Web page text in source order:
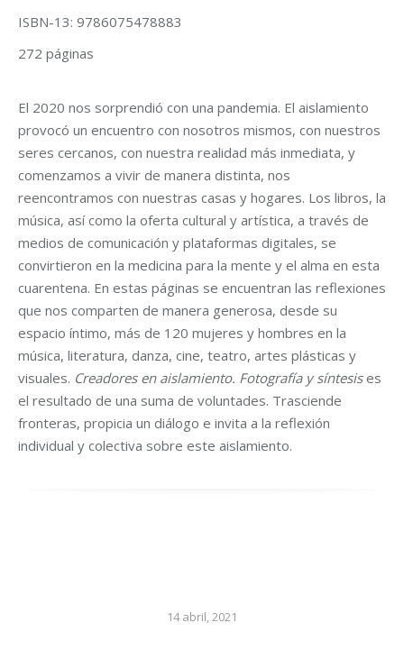
ISBN-13: 9786075478883
272 páginas
El 2020 nos sorprendió con una pandemia. El aislamiento
provocó un encuentro con nosotros mismos, con nuestros
seres cercanos, con nuestra realidad más inmediata, y
comenzamos a vivir de manera distinta, nos
reencontramos con nuestras casas y hogares. Los libros, la
música, así como la oferta cultural y artística, a través de
medios de comunicación y plataformas digitales, se
convirtieron en la medicina para la mente y el alma en esta
cuarentena. En estas páginas se encuentran las reflexiones
que nos comparten de manera generosa, desde su
espacio íntimo, más de 120 mujeres y hombres en la
música, literatura, danza, cine, teatro, artes plásticas y
visuales. Creadores en aislamiento. Fotografía y síntesises
el resultado de una suma de voluntades. Trasciende
fronteras, propicia un diálogo e invita a la reflexión
individual y colectiva sobre este aislamiento.
14 abril, 2021